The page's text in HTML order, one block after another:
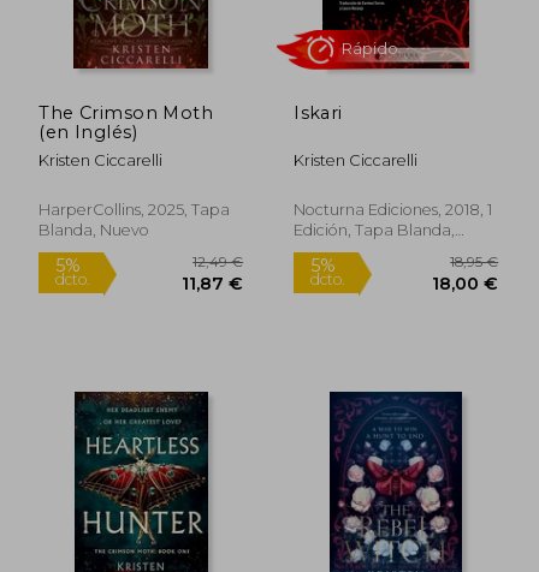
The Crimson Moth
(en Inglés)
Kristen Ciccarelli
HarperCollins, 2025, Tapa
Blanda, Nuevo
dcto.
Iskari
Kristen Ciccarelli
Nocturna Ediciones, 2018, 1
Edición, Tapa Blanda,
Nuevo
5%
dcto.